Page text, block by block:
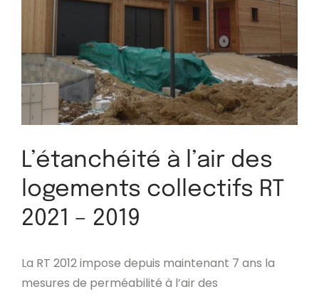
L’étanchéité à l’air des
logements collectifs RT
2021 – 2019
La RT 2012 impose depuis maintenant 7 ans la
mesures de perméabilité à l’air des